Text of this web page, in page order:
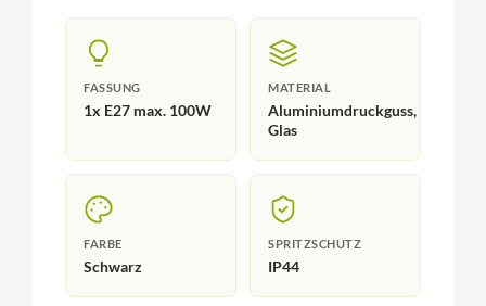
FASSUNG
1x E27 max. 100W
MATERIAL
Aluminiumdruckguss,
Glas
FARBE
Schwarz
SPRITZSCHUTZ
IP44